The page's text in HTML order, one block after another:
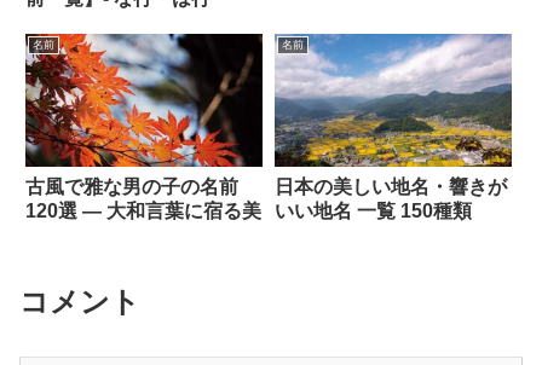
名前
古風で雅な男の子の名前
120選 ― 大和言葉に宿る美
名前
日本の美しい地名・響きが
いい地名 一覧 150種類
コメント